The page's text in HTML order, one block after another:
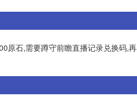
原石,需要蹲守前瞻直播记录兑换码,